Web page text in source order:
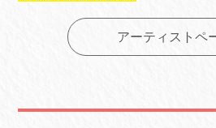
アーティストペ